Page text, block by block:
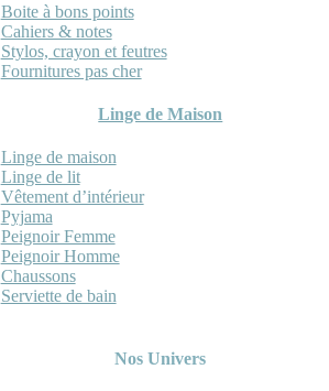
Boite à bons points
Cahiers & notes
Stylos, crayon et feutres
Fournitures pas cher
Linge de Maison
Linge de maison
Linge de lit
Vêtement d’intérieur
Pyjama
Peignoir Femme
Peignoir Homme
Chaussons
Serviette de bain
Nos Univers